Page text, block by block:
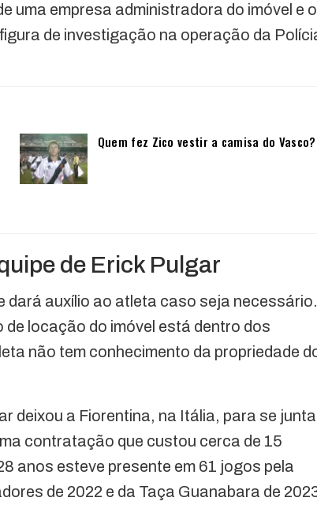
uma empresa administradora do imóvel e o
de investigação na operação da
Quem fez Zico vestir a camisa do Vasco?
de Erick Pulgar
dará auxílio ao atleta caso seja necessário.
locação do imóvel está dentro dos
não tem conhecimento da propriedade
deixou a Fiorentina, na Itália, para se
contratação que custou cerca de 15
anos esteve presente em 61 jogos pela
de 2022 e da Taça Guanabara de